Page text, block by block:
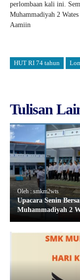
perlombaan kali ini.
Muhammadiyah 2
Aamiin
HUT RI 74 tahun
Tulisan
Oleh : smkm2wts
Upacara Senin
Muhammadiyah 2